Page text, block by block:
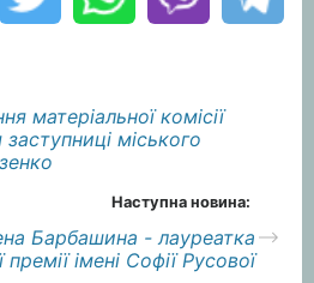
матеріальної комісії
міського
Наступна новина:
Барбашина - лауреатка
премії імені Софії Русової